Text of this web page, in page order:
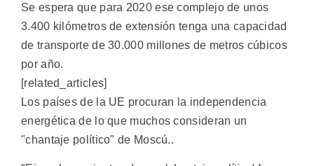
Se espera que para 2020 ese complejo de unos
3.400 kilómetros de extensión tenga una capacidad
de transporte de 30.000 millones de metros cúbicos
por año.
[related_articles]
Los países de la UE procuran la independencia
energética de lo que muchos consideran un
"chantaje político" de Moscú..